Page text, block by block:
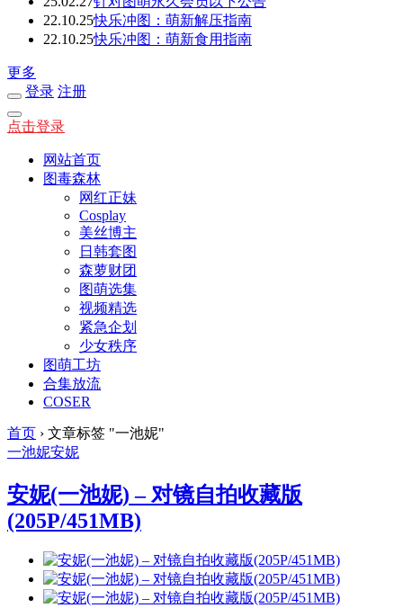
22.10.25快乐冲图：萌新解压指南
22.10.25快乐冲图：萌新食用指南
更多
登录 注册
点击登录
网站首页
图毒森林
网红正妹
Cosplay
美丝博主
日韩套图
森萝财团
图萌选集
视频精选
紧急企划
少女秩序
图萌工坊
合集放流
COSER
首页 › 文章标签 "一池妮"
一池妮安妮
安妮(一池妮) – 对镜自拍收藏版
(205P/451MB)